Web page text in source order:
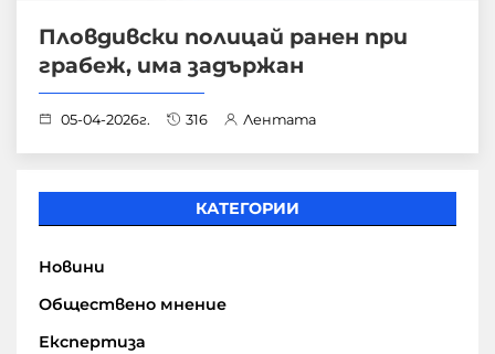
Пловдивски полицай ранен при
грабеж, има задържан
05-04-2026г. 316 Лентата
КАТЕГОРИИ
Новини
Обществено мнение
Експертиза